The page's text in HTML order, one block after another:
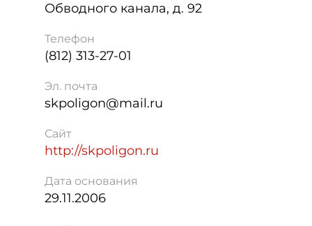
Обводного канала, д. 92
Телефон
(812) 313-27-01
Эл. почта
skpoligon@mail.ru
Сайт
http://skpoligon.ru
Дата основания
29.11.2006